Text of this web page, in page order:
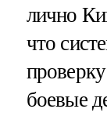
лично
что
боевые